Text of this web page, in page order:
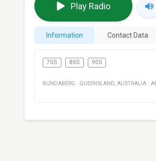
Play Radio
Information Contact Data
70S 80S 90S
BUNDABERG · QUEENSLAND, AUSTRALIA ·